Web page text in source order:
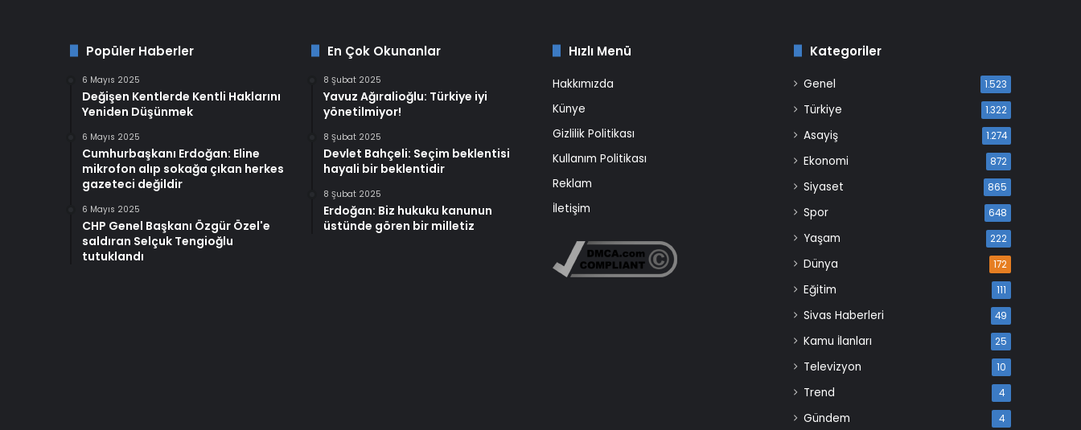
Popüler Haberler
6 Mayıs 2025
Değişen Kentlerde Kentli Haklarını
Yeniden Düşünmek
6 Mayıs 2025
Cumhurbaşkanı Erdoğan: Eline
mikrofon alıp sokağa çıkan herkes
gazeteci değildir
6 Mayıs 2025
CHP Genel Başkanı Özgür Özel'e
saldıran Selçuk Tengioğlu
tutuklandı
En Çok Okunanlar
8 Şubat 2025
Yavuz Ağıralioğlu: Türkiye iyi
yönetilmiyor!
8 Şubat 2025
Devlet Bahçeli: Seçim beklentisi
hayali bir beklentidir
8 Şubat 2025
Erdoğan: Biz hukuku kanunun
üstünde gören bir milletiz
Hızlı Menü
Hakkımızda
Künye
Gizlilik Politikası
Kullanım Politikası
Reklam
İletişim
Kategoriler
Genel 1.523
Türkiye 1.322
Asayiş 1.274
Ekonomi 872
Siyaset 865
Spor 648
Yaşam 222
Dünya 172
Eğitim 111
Sivas Haberleri 49
Kamu İlanları 25
Televizyon 10
Trend 4
Gündem 4